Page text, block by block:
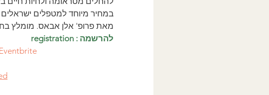
מאת פרופ' אלן אבאס. מומלץ
להרשמה : registration